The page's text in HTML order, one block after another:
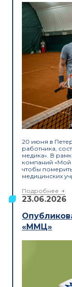
20 июня в
работника,
медика». В
компаний «Мой
чтобы
медицинских
Подробнее
23.06.2026
«ММЦ»